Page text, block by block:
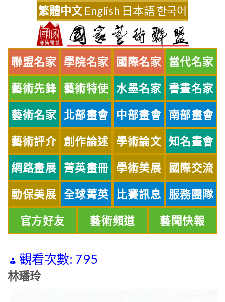
繁體中文 English 日本語한국어
聯盟名家 學院名家 國際名家 當代名家
藝術先鋒 藝術特使 水墨名家 書畫名家
藝術名家 北部畫會 中部畫會 南部畫會
藝術評介 創作論述 學術論文 知名畫會
網路畫展 菁英畫冊 學術美展 國際交流
動保美展 全球菁英 比賽訊息 服務團隊
官方好友 藝術頻道 藝聞快報
觀看次數: 795
林璠玲